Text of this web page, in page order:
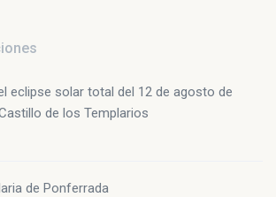
eclipse solar total del 12 de agosto de
de los Templarios
de Ponferrada